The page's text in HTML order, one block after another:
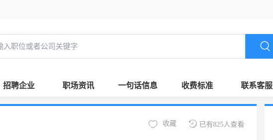
招聘企业 职场资讯 一句话信息 收费标准 联系客服
已有825人查看
收藏